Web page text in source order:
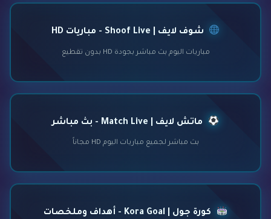
شوف لايف | Shoof Live - مباريات HD
مباريات اليوم بث مباشر بجودة HD بدون تقطيع
ماتش لايف | Match Live - بث مباشر
بث مباشر لجميع مباريات اليوم HD مجاناً
كورة جول | Kora Goal - أهداف وملخصات